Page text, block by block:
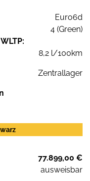
Euro6d
4 (Green)
8,2 l/100km
Zentrallager
77.899,00 €
ausweisbar